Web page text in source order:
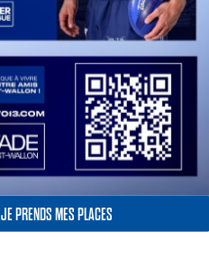
JE PRENDS MES PLACES
PRÉCÉDENT
confirmé pour 2025